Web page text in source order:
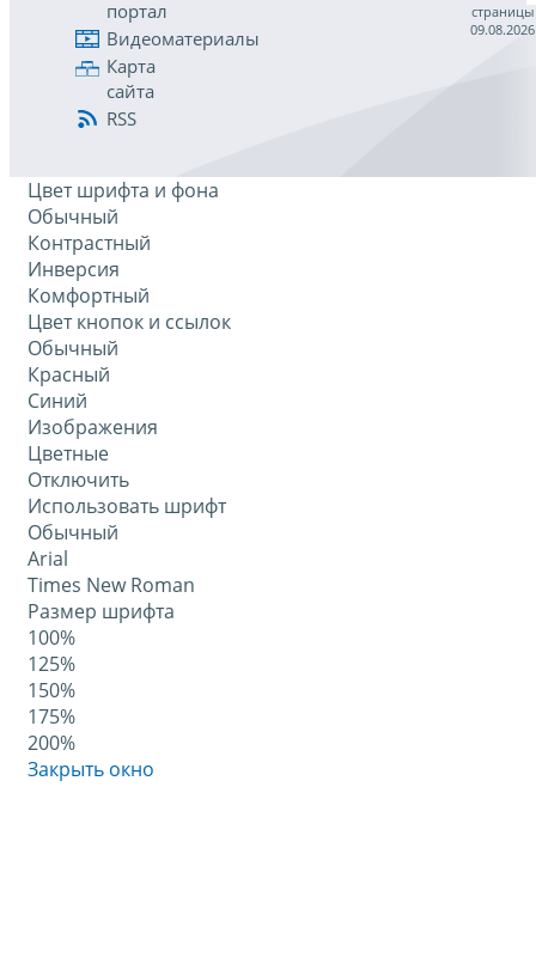
портал
Видеоматериалы
Карта
сайта
RSS
страницы
09.08.2026
Цвет шрифта и фона
Обычный
Контрастный
Инверсия
Комфортный
Цвет кнопок и ссылок
Обычный
Красный
Синий
Изображения
Цветные
Отключить
Использовать шрифт
Обычный
Arial
Times New Roman
Размер шрифта
100%
125%
150%
175%
200%
Закрыть окно